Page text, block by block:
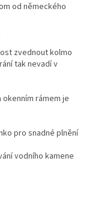
od německého
zvednout kolmo
tak nevadí v
rámem je
pro snadné plnění
vodního kamene